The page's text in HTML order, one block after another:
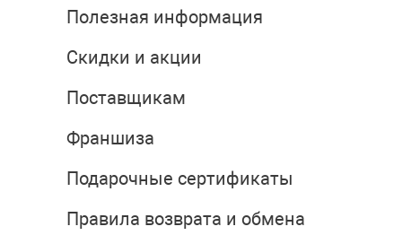
Полезная информация
Скидки и акции
Поставщикам
Франшиза
Подарочные сертификаты
Правила возврата и обмена